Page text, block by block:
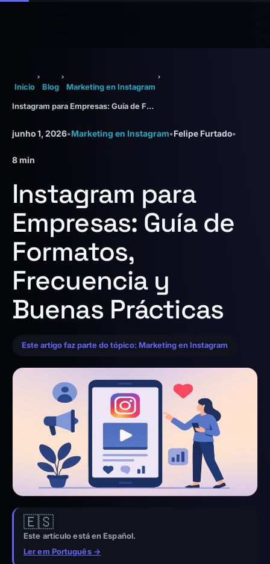
Início
›
Blog
›
Marketing en Instagram
›
Instagram para Empresas: Guía de Formatos, Frecuencia y Buenas Prácticas
junho 1, 2026•Marketing en Instagram•Felipe Furtado•
8 min
Instagram para
Empresas: Guía de
Formatos,
Frecuencia y
Buenas Prácticas
Este artigo faz parte do tópico: Marketing en Instagram
🇪🇸
Este artículo está en Español.
Ler em Português →